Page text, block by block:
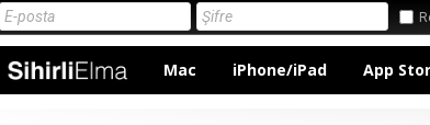
Mac iPhone/iPad App